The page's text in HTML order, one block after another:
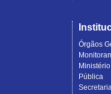
Órgãos
Pública